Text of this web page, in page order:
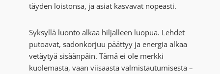
täyden loistonsa, ja asiat kasvavat nopeasti.
Syksyllä luonto alkaa hiljalleen luopua. Lehdet
putoavat, sadonkorjuu päättyy ja energia alkaa
vetäytyä sisäänpäin. Tämä ei ole merkki
kuolemasta, vaan viisaasta valmistautumisesta –